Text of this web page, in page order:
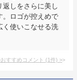
しをさらに美し
。ロゴが控えめで
く使いこなせる洗
すすめコメント (1件) >